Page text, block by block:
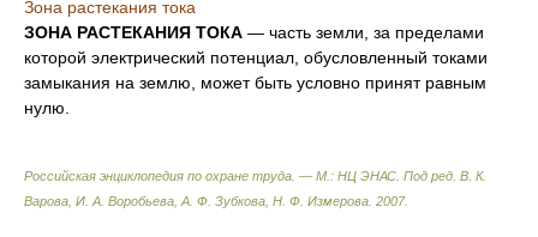
Зона растекания тока
ЗОНА РАСТЕКАНИЯ ТОКА — часть земли, за пределами
которой электрический потенциал, обусловленный токами
замыкания на землю, может быть условно принят равным
нулю.
Российская энциклопедия по охране труда. — М.: НЦ ЭНАС Под ред. В. К.
Варова, И. А. Воробьева, А. Ф. Зубкова, Н. Ф. Измерова 2007.